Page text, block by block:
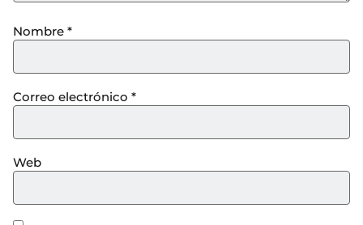
Nombre *
Correo electrónico *
Web